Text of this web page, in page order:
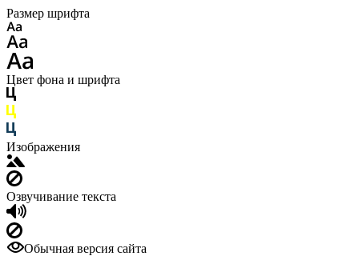
Размер шрифта
Цвет фона и шрифта
Изображения
Озвучивание текста
Обычная версия сайта